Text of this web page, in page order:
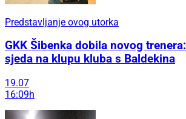
Predstavljanje ovog utorka
GKK Šibenka dobila novog
sjeda na klupu kluba s Baldekina
19.07
16:09h